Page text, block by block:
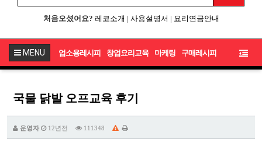
처음오셨어요? 레코소개 | 사용설명서 | 요리연금안내
MENU 업소용레시피 창업요리교육 마케팅 구매레시피
국물 닭발 오프교육 후기
운영자 12년전 111348